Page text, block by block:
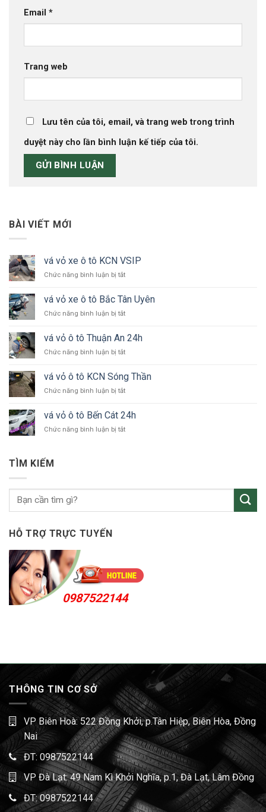
Email *
Trang web
Lưu tên của tôi, email, và trang web trong trình
duyệt này cho lần bình luận kế tiếp của tôi.
BÀI VIẾT MỚI
vá vỏ xe ô tô KCN VSIP
Chức năng bình luận bị tắtở
vỏ
xe
ô
KCN
vá vỏ xe ô tô Bắc Tân Uyên
Chức năng bình luận bị tắtở
vỏ
xe
ô
Bắc
Tân
Uyên
vá vỏ ô tô Thuận An 24h
Chức năng bình luận bị tắtở
ô
tô
An
vá vỏ ô tô KCN Sóng Thần
Chức năng bình luận bị tắtở
vỏ
ô
tô
vá vỏ ô tô Bến Cát 24h
Chức năng bình luận bị tắtở
Cát
TÌM KIẾM
HỖ TRỢ TRỰC TUYẾN
0987522144
THÔNG TIN CƠ SỞ
VP Biên Hoà: 522 Đồng Khởi, p.Tân Hiệp, Biên Hòa, Đồng
Nai
ĐT: 0987522144
VP Đà Lạt: 49 Nam Kì Khởi Nghĩa, p.1, Đà Lạt, Lâm Đồng
ĐT:0987522144